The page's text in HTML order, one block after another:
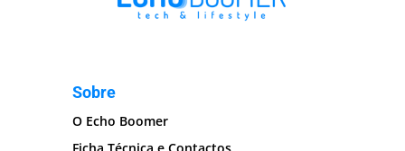
Sobre
O Echo Boomer